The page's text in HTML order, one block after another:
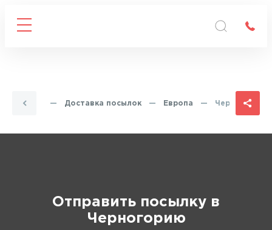
Главная — Доставка посылок — Европа — Черногория
Отправить посылку в
Черногорию